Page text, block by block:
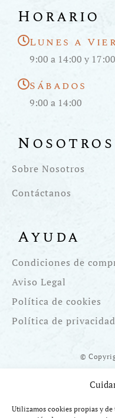
Utilizamos cookies propias y
Horario
Lunes a
9:00 a 14:00 y
Sábados
9:00 a 14:00
Nosotros
Sobre Nosotros
Contáctanos
Ayuda
Condiciones de
Aviso Legal
Política de cookies
Política de privacidad
©